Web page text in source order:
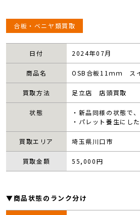
合板・ベニヤ類買取
日付 2024年07月
商品名 OSB合板11ｍｍ ス
買取方法 足立店 店頭買取
状態
・新品同様の状態で
・パレット養生にし
買取エリア 埼玉県川口市
買取金額 55,000円
▼商品状態のランク分け